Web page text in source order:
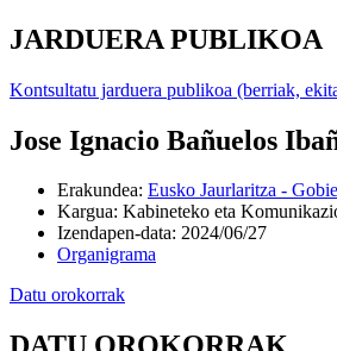
JARDUERA PUBLIKOA
Kontsultatu jarduera publikoa (berriak,
Jose Ignacio Bañuelos
Erakundea: Eusko Jaurlaritza -
Kargua: Kabineteko eta
Izendapen-data: 2024/06/27
Organigrama
Datu orokorrak